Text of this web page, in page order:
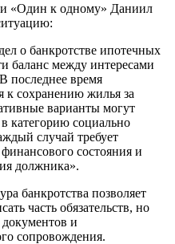
«Один к одному» Даниил
о банкротстве ипотечных
баланс между интересами
последнее время
к сохранению жилья за
варианты могут
категорию социально
случай требует
состояния и
должника».
банкротства позволяет
часть обязательств, но
документов и
сопровождения.